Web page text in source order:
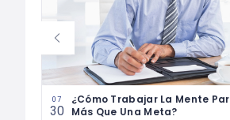
07
30
¿Cómo Trabajar La Mente
Más Que Una Meta?